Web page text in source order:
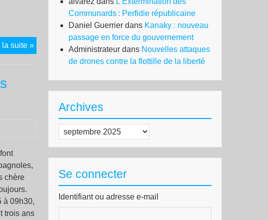
la suite »RojavaSyrie
chère
à 09h30,
trois ans
Communards : Perfidie républicaine
Daniel Guerrier dans Kanaky : nouveau
passage en force du gouvernement
Administrateur dans Nouvelles attaques
de drones contre la flottille de la liberté
Archives
Archives
Se connecter
Identifiant ou adresse e-mail